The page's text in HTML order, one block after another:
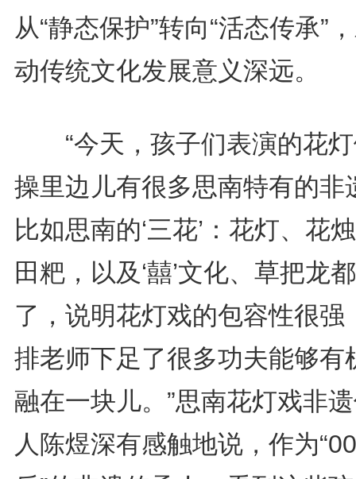
从“静态保护”转向“活态传承”
动传统文化发展意义深远。
“今天，孩子们表演的花灯
操里边儿有很多思南特有的非
比如思南的‘三花’：花灯、花
田粑，以及‘囍’文化、草把龙
了，说明花灯戏的包容性很强
排老师下足了很多功夫能够有
融在一块儿。”思南花灯戏非
人陈煜深有感触地说，作为“00